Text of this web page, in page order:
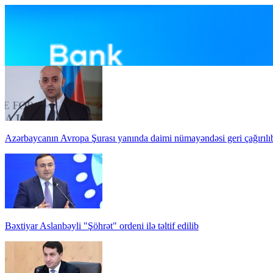
Azərbaycanın Avropa Şurası yanında daimi nümayəndəsi geri
Bəxtiyar Aslanbəyli "Şöhrət" ordeni ilə təltif edilib